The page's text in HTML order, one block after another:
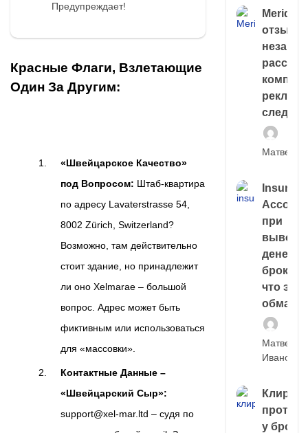
Предупреждает!
Красные Флаги, Взлетающие
Один За Другим:
«Швейцарское Качество»
под Вопросом: Штаб-квартира
по адресу Lavaterstrasse 54,
8002 Zürich, Switzerland?
Возможно, там действительно
стоит здание, но принадлежит
ли оно Xelmarae – большой
вопрос. Адрес может быть
фиктивным или использоваться
для «массовки».
Контактные Данные –
«Швейцарский Сыр»:
support@xel-mar.ltd – судя по
следа
Матвей
Account
при
выводе
денег у
что это,
обман?
Матвей
Иванов
Клиринг
у